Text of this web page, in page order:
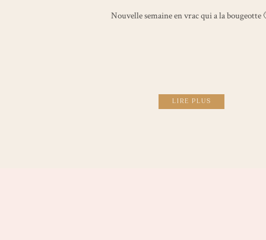
LIRE PLUS
Nouvelle semaine en vrac qui a la bougeotte